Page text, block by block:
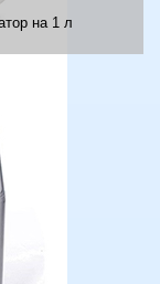
на 1 л